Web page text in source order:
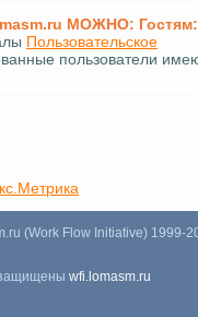
МОЖНО: Гостям:
Пользовательское
пользователи
(Work Flow Initiative) 1999-
wfi.lomasm.ru